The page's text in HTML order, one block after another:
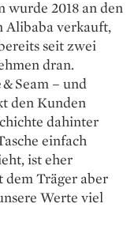
wurde 2018 an den
Alibaba verkauft,
seit zwei
dran.
Seam – und
den Kunden
dahinter
einfach
ist eher
Träger aber
Werte viel